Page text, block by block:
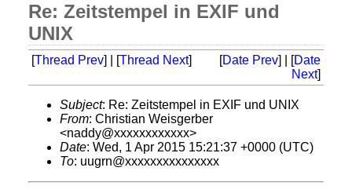
Re: Zeitstempel in EXIF und
UNIX
[Thread Prev] | [Thread Next] [Date Prev] | [Date
Next]
Subject: Re: Zeitstempel in EXIF und UNIX
From: Christian Weisgerber
<naddy@xxxxxxxxxxxx>
Date: Wed, 1 Apr 2015 15:21:37 +0000 (UTC)
To: uugrn@xxxxxxxxxxxxxxx